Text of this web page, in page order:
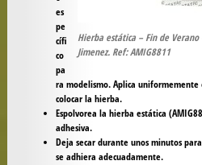
Hierba estática – Fin de
Jimenez. Ref: AMIG8811
es
pe
cífi
co
pa
ra modelismo. Aplica uniformemente
colocar la hierba.
Espolvorea la hierba estática
adhesiva.
Deja secar durante unos minutos
se adhiera adecuadamente.